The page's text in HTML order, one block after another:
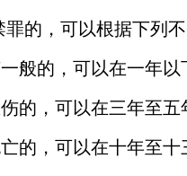
罪的，可以根据下列
般的，可以在一年
的，可以在三年至
的，可以在十年至